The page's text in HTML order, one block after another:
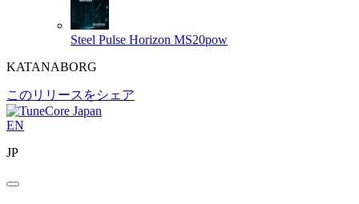
Steel Pulse Horizon MS20pow
KATANABORG
このリリースをシェア
EN
JP